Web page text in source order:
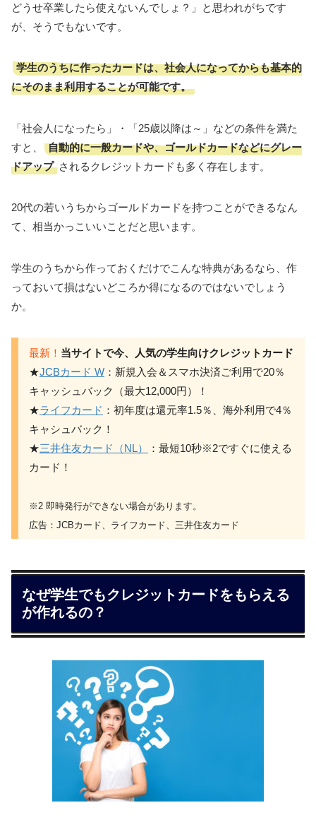
どうせ卒業したら使えないんでしょ？」と思われがちです
が、そうでもないです。
学生のうちに作ったカードは、社会人になってからも基本的
にそのまま利用することが可能です。
「社会人になったら」・「25歳以降は～」などの条件を満た
すと、
自動的に一般カードや、ゴールドカードなどにグレー
ドアップ されるクレジットカードも多く存在します。
20代の若いうちからゴールドカードを持つことができるなん
て、相当かっこいいことだと思います。
学生のうちから作っておくだけでこんな特典があるなら、作
っておいて損はないどころか得になるのではないでしょう
か。
最新！ 当サイトで今、人気の学生向けクレジットカード
★JCBカード W ：新規入会＆スマホ決済ご利用で20％
キャッシュバック（最大12,000円）！
★ライフカード ：初年度は還元率1.5％、海外利用で4％
キャシュバック！
★三井住友カード（NL）
：最短10秒※2ですぐに使える
カード！
※2 即時発行ができない場合があります。
広告：JCBカード、ライフカード、三井住友カード
なぜ学生でもクレジットカードをもらえる
が作れるの？